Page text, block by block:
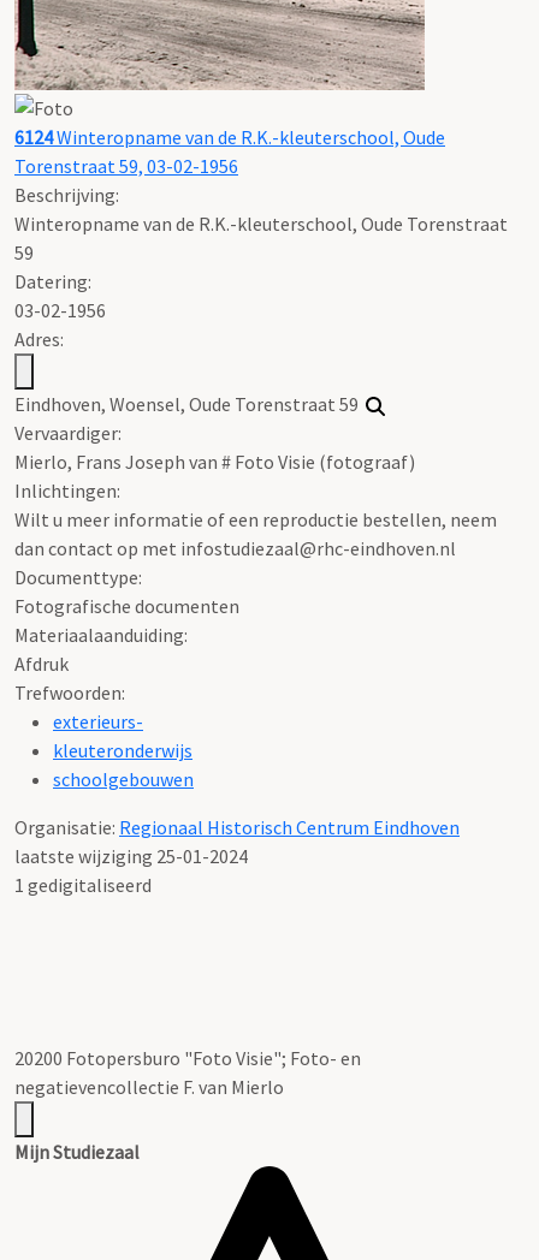
6124Winteropname van de R.K.-kleuterschool, Oude
Torenstraat 59, 03-02-1956
Beschrijving:
Winteropname van de R.K.-kleuterschool, Oude Torenstraat
59
Datering:
03-02-1956
Adres:
Eindhoven, Woensel, Oude Torenstraat 59
Vervaardiger:
Mierlo, Frans Joseph van # Foto Visie (fotograaf)
Inlichtingen:
Wilt u meer informatie of een reproductie bestellen, neem
dan contact op met infostudiezaal@rhc-eindhoven.nl
Documenttype:
Fotografische documenten
Materiaalaanduiding:
Afdruk
Trefwoorden:
exterieurs-
kleuteronderwijs
schoolgebouwen
Organisatie: Regionaal Historisch Centrum Eindhoven
laatste wijziging 25-01-2024
1 gedigitaliseerd
20200 Fotopersburo "Foto Visie"; Foto- en
negatievencollectie F. van Mierlo
Mijn Studiezaal